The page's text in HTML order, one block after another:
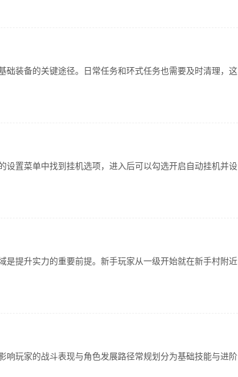
装备的关键途径。日常任务和环式任务也需要及时清理，这
置菜单中找到挂机选项，进入后可以勾选开启自动挂机并设
提升实力的重要前提。新手玩家从一级开始就在新手村附近
玩家的战斗表现与角色发展路径常规划分为基础技能与进阶